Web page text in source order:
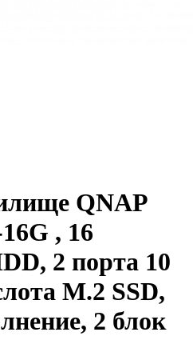
QNAP
, 16
2 порта 10
M.2 SSD,
2 блок